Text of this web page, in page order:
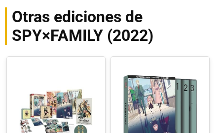
Otras ediciones de
SPY×FAMILY (2022)